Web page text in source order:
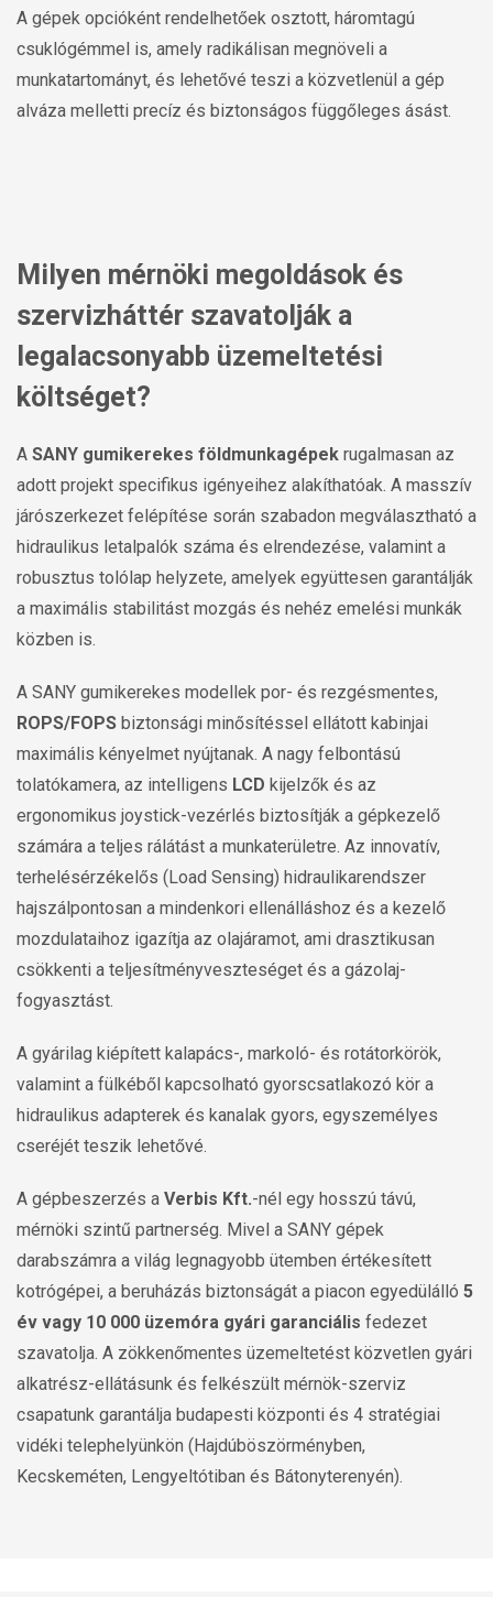
A gépek opcióként rendelhetőek osztott, háromtagú
csuklógémmel is, amely radikálisan megnöveli a
munkatartományt, és lehetővé teszi a közvetlenül a gép
alváza melletti precíz és biztonságos függőleges ásást.
Milyen mérnöki megoldások és
szervizháttér szavatolják a
legalacsonyabb üzemeltetési
költséget?
A SANY gumikerekes földmunkagépek rugalmasan az
adott projekt specifikus igényeihez alakíthatóak. A masszív
járószerkezet felépítése során szabadon megválasztható a
hidraulikus letalpalók száma és elrendezése, valamint a
robusztus tolólap helyzete, amelyek együttesen garantálják
a maximális stabilitást mozgás és nehéz emelési munkák
közben is.
A SANY gumikerekes modellek por- és rezgésmentes,
ROPS/FOPS biztonsági minősítéssel ellátott kabinjai
maximális kényelmet nyújtanak. A nagy felbontású
tolatókamera, az intelligens LCD kijelzők és az
ergonomikus joystick-vezérlés biztosítják a gépkezelő
számára a teljes rálátást a munkaterületre. Az innovatív,
terhelésérzékelős (Load Sensing) hidraulikarendszer
hajszálpontosan a mindenkori ellenálláshoz és a kezelő
mozdulataihoz igazítja az olajáramot, ami drasztikusan
csökkenti a teljesítményveszteséget és a gázolaj-
fogyasztást.
A gyárilag kiépített kalapács-, markoló- és rotátorkörök,
valamint a fülkéből kapcsolható gyorscsatlakozó kör a
hidraulikus adapterek és kanalak gyors, egyszemélyes
cseréjét teszik lehetővé.
A gépbeszerzés a Verbis Kft.-nél egy hosszú távú,
mérnöki szintű partnerség. Mivel a SANY gépek
darabszámra a világ legnagyobb ütemben értékesített
kotrógépei, a beruházás biztonságát a piacon egyedülálló 5
év vagy 10 000 üzemóra gyári garanciális fedezet
szavatolja. A zökkenőmentes üzemeltetést közvetlen gyári
alkatrész-ellátásunk és felkészült mérnök-szerviz
csapatunk garantálja budapesti központi és 4 stratégiai
vidéki telephelyünkön (Hajdúböszörményben,
Kecskeméten, Lengyeltótiban és Bátonyterenyén).